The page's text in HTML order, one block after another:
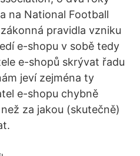
na National Football
pravidla vzniku
e-shopu v sobě tedy
e-shopů skrývat řadu
jeví zejména ty
e-shopu chybně
za jakou (skutečně)